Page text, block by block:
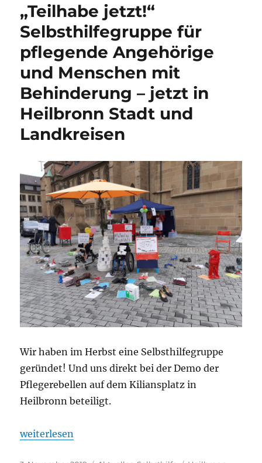
Zauberschuhe
Eine
tolle
Doppellesung
unter
besonderen
Voraussetzungen
„Teilhabe jetzt!“
Selbsthilfegruppe für
pflegende Angehörige
und Menschen mit
Behinderung – jetzt in
Heilbronn Stadt und
Landkreisen
Wir haben im Herbst eine Selbsthilfegruppe
geründet! Und uns direkt bei der Demo der
Pflegerebellen auf dem Kiliansplatz in
Heilbronn beteiligt.
„„Teilhabe jetzt!“ Selbsthilfegruppe für
weiterlesen